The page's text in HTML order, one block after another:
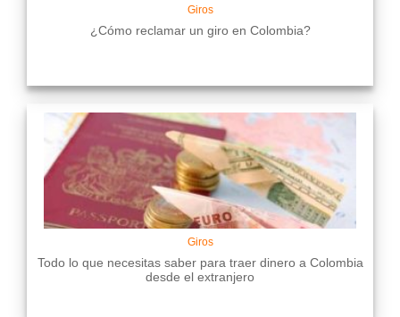
Giros
¿Cómo reclamar un giro en Colombia?
Giros
Todo lo que necesitas saber para traer dinero a Colombia
desde el extranjero